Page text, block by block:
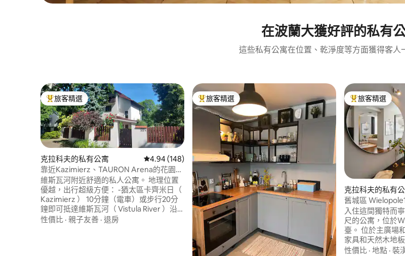
在波蘭大獲好評的私有
這些私有公寓在位置、乾淨度等方面獲得客人
旅客精選榜首
旅客精選
克拉科夫的私有公寓 從 148 則評價中獲得 4.94 的平均評分（滿分 5 分）
4.94 (148)
靠近Kazimierz、TAURON Arena的花園公
寓
維斯瓦河附近舒適的私人公寓。 地理位置
優越，出行超級方便： -猶太區卡齊米日（
Kazimierz ） 10分鐘（電車）或步行20分
鐘即可抵達維斯瓦河（ Vistula River ）沿
岸的公園 -老城區（ Stare Miasto ） 15分鐘
性價比 · 親子友善 · 退房
旅客精選榜首
旅客精選 旅客精選榜首
旅客精選
克拉科夫的私有
舊城區
空調
入住這間獨特而
尺的公寓，位於
臺。 位於主廣場
家具和天然木地
力。 使用帶條形
性價比 · 地點 · 裝